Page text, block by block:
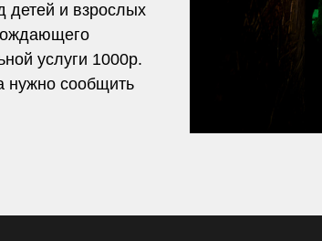
детей и взрослых
услуги 1000р.
нужно сообщить